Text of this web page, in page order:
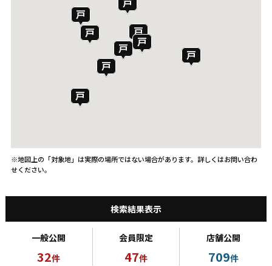
※地図上の「対象地」は実際の場所ではない場合があります。詳しくはお問い合わ
せください。
検索結果表示
一般公開
32件
会員限定
47件
店舗公開
709件